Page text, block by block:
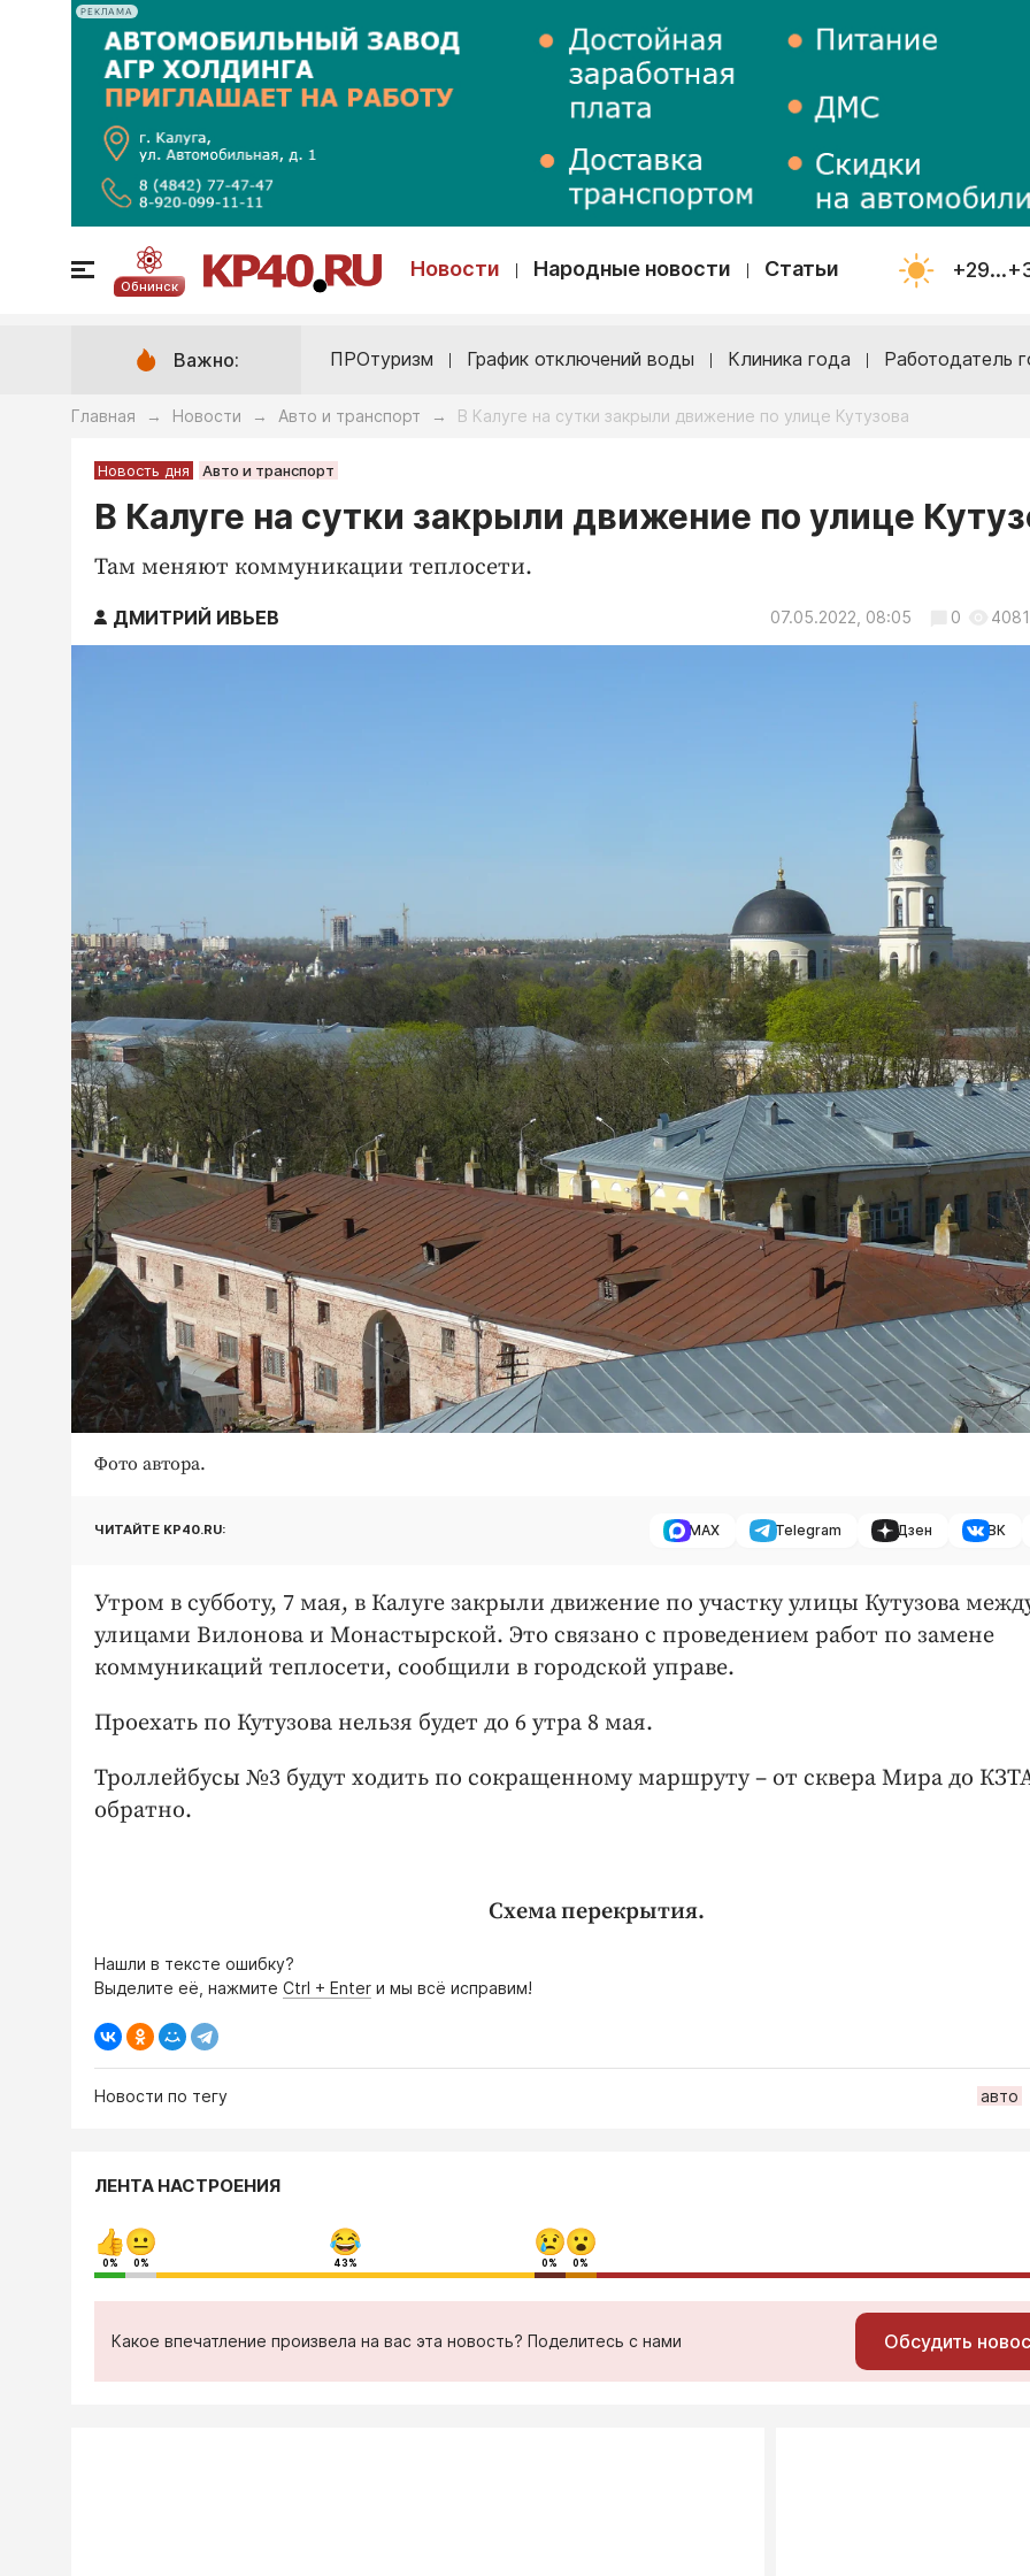
РЕКЛАМА
Обнинск
Новости Народные новости Статьи
Важно: ПРОтуризм График отключений воды Клиника года Работодатель
Главная → Новости → Авто и транспорт → В Калуге на сутки закрыли движение по улице Кутузова
Новость дня Авто и транспорт
В Калуге на сутки закрыли движение по улице
Там меняют коммуникации теплосети.
ДМИТРИЙ ИВЬЕВ 07.05.2022, 08:05 0 4081
Фото автора.
ЧИТАЙТЕ KP40.RU: MAX Telegram Дзен ВК
Утром в субботу, 7 мая, в Калуге закрыли движение по участку улицы Кутузова
улицами Вилонова и Монастырской. Это связано с проведением работ по замене
коммуникаций теплосети, сообщили в городской управе.
Проехать по Кутузова нельзя будет до 6 утра 8 мая.
Троллейбусы №3 будут ходить по сокращенному маршруту – от сквера Мира до
обратно.
Схема перекрытия.
Нашли в тексте ошибку?
Выделите её, нажмите Ctrl + Enter и мы всё исправим!
Новости по тегу авто
ЛЕНТА НАСТРОЕНИЯ
0% 0% 43% 0% 0%
Какое впечатление произвела на вас эта новость? Поделитесь с нами Обсудить